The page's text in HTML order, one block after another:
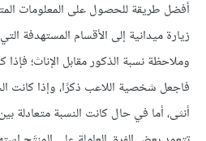
أفضل طريقة للحصول على المعلومات
زيارة ميدانية إلى الأقسام المستهدفة
وملاحظة نسبة الذكور مقابل الإناث؛ فإذا
فاجعل شخصية اللاعب ذكرًا، وإذا كانت
أنثى، أما في حال كانت النسبة متعادلة